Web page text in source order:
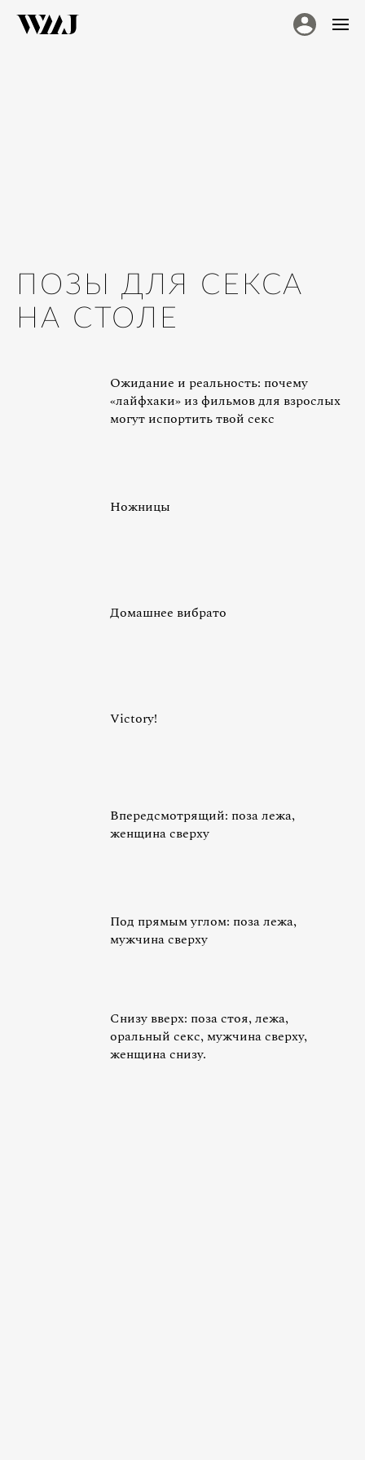
ПОЗЫ ДЛЯ СЕКСА
НА СТОЛЕ
Ожидание и реальность: почему
«лайфхаки» из фильмов для взрослых
могут испортить твой секс
Ножницы
Домашнее вибрато
Victory!
Впередсмотрящий: поза лежа,
женщина сверху
Под прямым углом: поза лежа,
мужчина сверху
Снизу вверх: поза стоя, лежа,
оральный секс, мужчина сверху,
женщина снизу.